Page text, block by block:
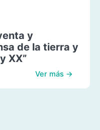
y
de la tierra y
XX”
Ver más →